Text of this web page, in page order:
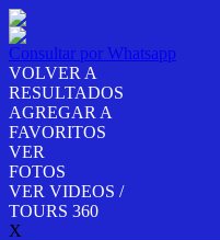
Consultar por Whatsapp
VOLVER A
RESULTADOS
AGREGAR A
FAVORITOS
VER
FOTOS
VER VIDEOS /
TOURS 360
X